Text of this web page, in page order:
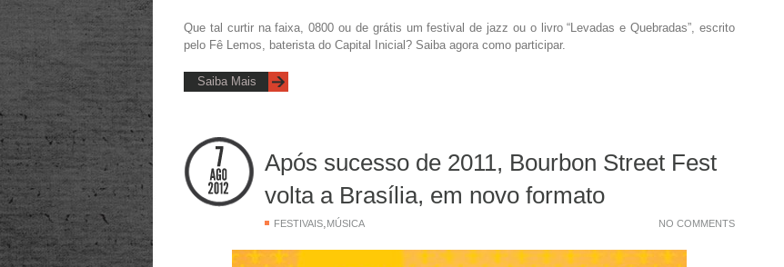
Que tal curtir na faixa, 0800 ou de grátis um festival de jazz ou o livro “Levadas e Quebradas”, escrito
pelo Fê Lemos, baterista do Capital Inicial? Saiba agora como participar.
Saiba Mais
Após sucesso de 2011, Bourbon Street Fest
volta a Brasília, em novo formato
FESTIVAIS MÚSICA NO COMMENTS